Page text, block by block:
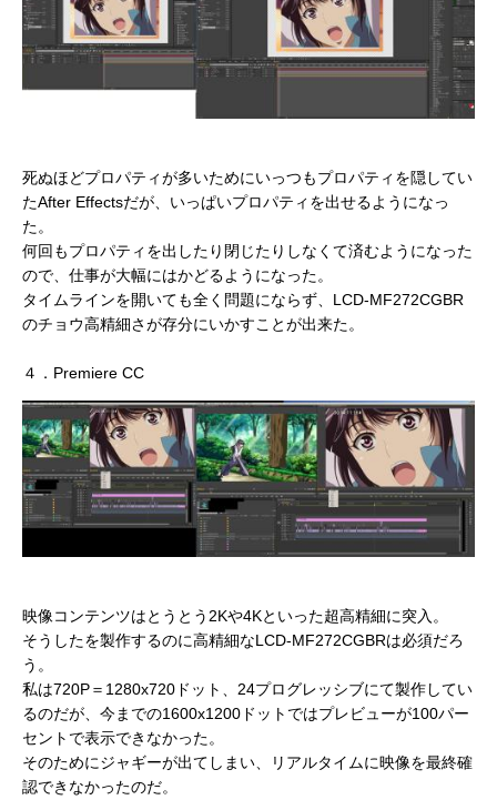
死ぬほどプロパティが多いためにいっつもプロパティを隠してい
たAfter Effectsだが、いっぱいプロパティを出せるようになっ
た。
何回もプロパティを出したり閉じたりしなくて済むようになった
ので、仕事が大幅にはかどるようになった。
タイムラインを開いても全く問題にならず、LCD-MF272CGBR
のチョウ高精細さが存分にいかすことが出来た。
４．Premiere CC
映像コンテンツはとうとう2Kや4Kといった超高精細に突入。
そうしたを製作するのに高精細なLCD-MF272CGBRは必須だろ
う。
私は720P＝1280x720ドット、24プログレッシブにて製作してい
るのだが、今までの1600x1200ドットではプレビューが100パー
セントで表示できなかった。
そのためにジャギーが出てしまい、リアルタイムに映像を最終確
認できなかったのだ。